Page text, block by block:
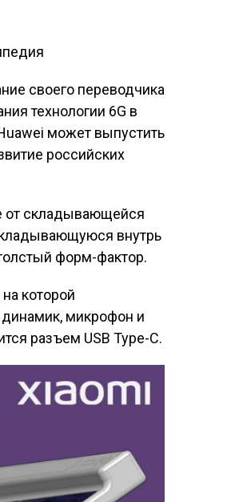
своего переводчика
технологии 6G в
может выпустить
российских
от складывающейся
внутрь
форм-фактор.
которой
микрофон и
разъем USB Type-C.